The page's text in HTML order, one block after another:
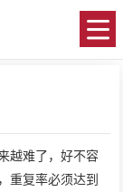
越难了，好不容
重复率必须达到